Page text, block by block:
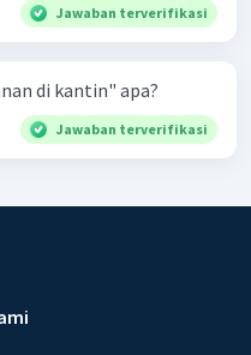
Jawaban terverifikasi
di kantin" apa?
Jawaban terverifikasi